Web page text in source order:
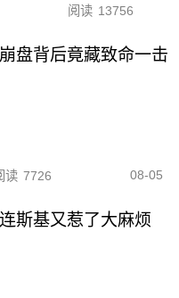
阅读 13756
盘背后竟藏致命一击
读 7726 08-05
斯基又惹了大麻烦